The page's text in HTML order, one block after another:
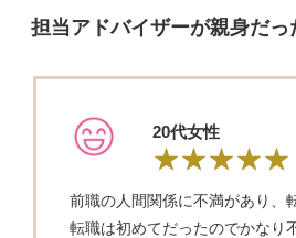
担当アドバイザーが親身だっ
20代女性
前職の人間関係に不満があり、
転職は初めてだったのでかなり